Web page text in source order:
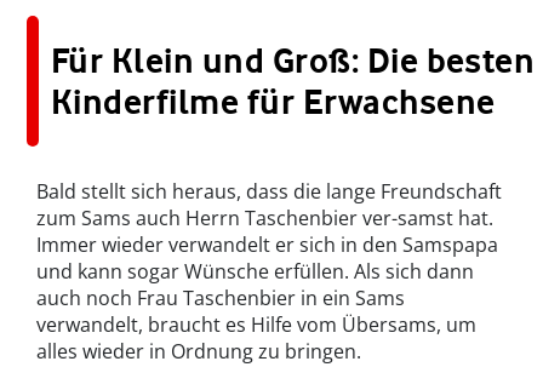
Für Klein und Groß: Die besten
Kinderfilme für Erwachsene
Bald stellt sich heraus, dass die lange Freundschaft
zum Sams auch Herrn Taschenbier ver-samst hat.
Immer wieder verwandelt er sich in den Samspapa
und kann sogar Wünsche erfüllen. Als sich dann
auch noch Frau Taschenbier in ein Sams
verwandelt, braucht es Hilfe vom Übersams, um
alles wieder in Ordnung zu bringen.